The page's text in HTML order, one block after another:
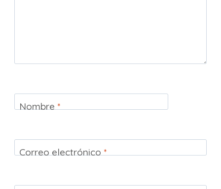
Nombre *
Correo electrónico *